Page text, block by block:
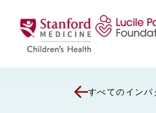
すべてのインパ